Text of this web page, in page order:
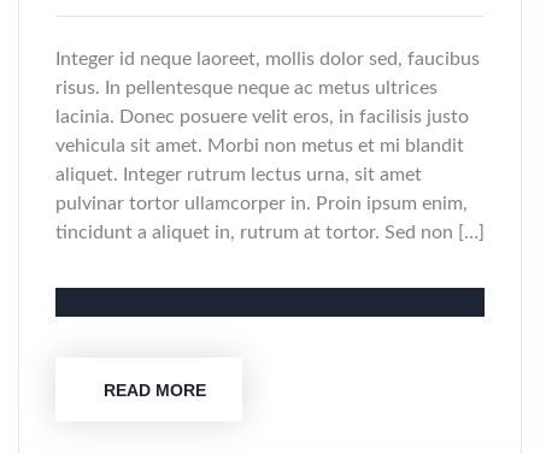
Integer id neque laoreet, mollis dolor sed, faucibus
risus. In pellentesque neque ac metus ultrices
lacinia. Donec posuere velit eros, in facilisis justo
vehicula sit amet. Morbi non metus et mi blandit
aliquet. Integer rutrum lectus urna, sit amet
pulvinar tortor ullamcorper in. Proin ipsum enim,
tincidunt a aliquet in, rutrum at tortor. Sed non […]
READ MORE